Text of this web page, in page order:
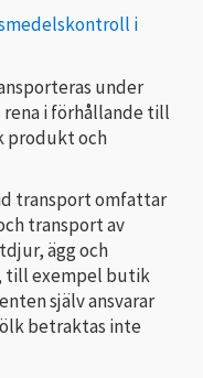
i
under
i förhållande till
produkt och
transport omfattar
transport av
ägg och
till exempel butik
själv ansvarar
betraktas inte